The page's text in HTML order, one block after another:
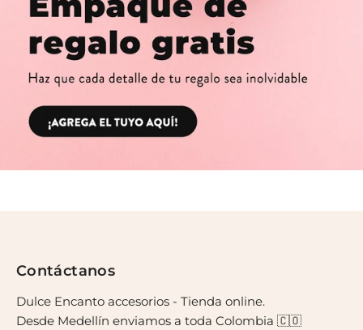
Contáctanos
Dulce Encanto accesorios - Tienda online.
Desde Medellín enviamos a toda Colombia 🇨🇴